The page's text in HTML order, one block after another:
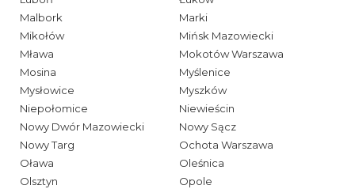
Malbork
Marki
Mikołów
Mińsk Mazowiecki
Mława
Mokotów Warszawa
Mosina
Myślenice
Mysłowice
Myszków
Niepołomice
Niewieścin
Nowy Dwór Mazowiecki
Nowy Sącz
Nowy Targ
Ochota Warszawa
Oława
Oleśnica
Olsztyn
Opole